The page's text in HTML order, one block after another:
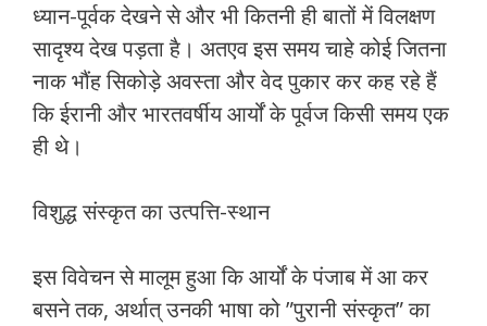
ध्‍यान-पूर्वक देखने से और भी कितनी ही बातों में विलक्षण
सादृश्‍य देख पड़ता है। अतएव इस समय चाहे कोई जितना
नाक भौंह सिकोड़े अवस्‍ता और वेद पुकार कर कह रहे हैं
कि ईरानी और भारतवर्षीय आर्यों के पूर्वज किसी समय एक
ही थे।
विशुद्ध संस्‍कृत का उत्‍पत्ति-स्‍थान
इस विवेचन से मालूम हुआ कि आर्यों के पंजाब में आ कर
बसने तक, अर्थात् उनकी भाषा को ”पुरानी संस्‍कृत” का